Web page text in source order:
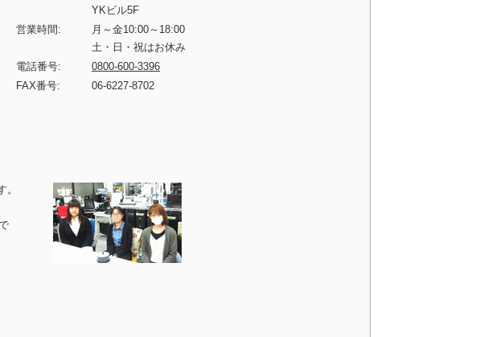
YKビル5F
営業時間:
月～金10:00～18:00
土・日・祝はお休み
電話番号:
0800-600-3396
FAX番号:
06-6227-8702
。